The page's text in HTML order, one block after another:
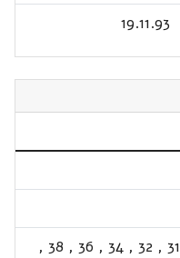
19.11.93
31
,
32
,
34
,
36
,
38
,